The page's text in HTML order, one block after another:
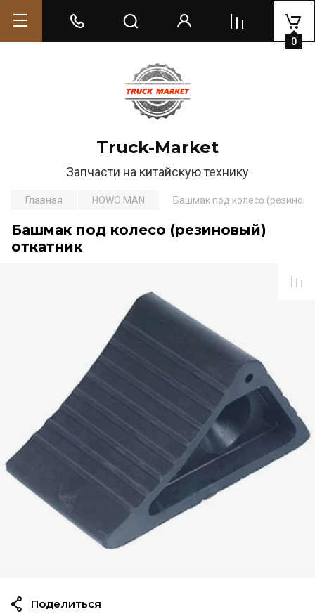
Truck-Market
Запчасти на китайскую технику
0
Главная HOWO MAN Башмак под колесо
Башмак под колесо (резиновый)
откатник
Поделиться